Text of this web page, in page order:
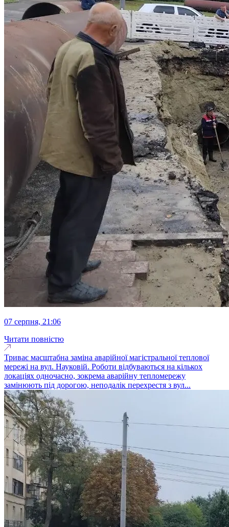
07 серпня, 21:06
Читати повністю
Триває масштабна заміна аварійної магістральної теплової
мережі на вул. Науковій. Роботи відбуваються на кількох
локаціях одночасно, зокрема аварійну тепломережу
замінюють під дорогою, неподалік перехрестя з вул...